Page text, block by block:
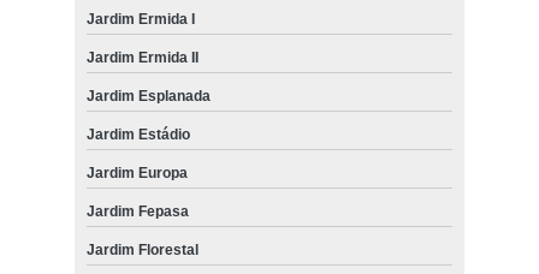
Jardim Ermida I
Jardim Ermida II
Jardim Esplanada
Jardim Estádio
Jardim Europa
Jardim Fepasa
Jardim Florestal